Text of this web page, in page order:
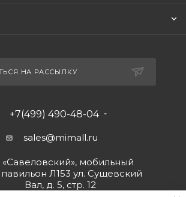
НА РАССЫЛКУ
+7(499) 490-48-04
sales@mimall.ru
мобильный
Л153 ул. Сущевский
Вал, д. 5, стр. 12